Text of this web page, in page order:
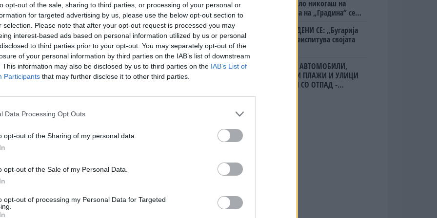
opt-out of the sale, sharing to third parties, or processing of your personal or
for targeted advertising by us, please use the below opt-out section to
selection. Please note that after your opt-out request is processed you may
interest-based ads based on personal information utilized by us or personal
to third parties prior to your opt-out. You may separately opt-out of the
of your personal information by third parties on the IAB’s list of downstream
This information may also be disclosed by us to third parties on the IAB’s List of
Participants that may further disclose it to other third parties.
Data Processing Opt Outs
opt-out of the Sharing of my personal data.
opt-out of the Sale of my Personal Data.
opt-out of processing my Personal Data for Targeted
и докажува по тоа дали износот на
во некој друг еквивалент и резерва -
резерва во американски долари или злато.
гаранција, златото стана најважното
банки ширум светот, според
централна банка, насловен како
учеството на златото во резервите на
на 27 проценти
учество
државни обврзници беа водечка
Вака не било никогаш на
„Евзони“, а на „Градина“ се
ПРЕДУПРЕДЕНИ СЕ: „Бугарија
итно ја преиспитува својата
ИЗГОРЕНИ АВТОМОБИЛИ,
ЗАТВОРЕНИ ПЛАЖИ И УЛИЦИ
ПРЕПОЛНИ СО ОТПАД -